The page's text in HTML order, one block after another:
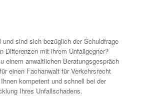
sind sich bezüglich der Schuldfrage
Differenzen mit ihrem Unfallgegner?
einem anwaltlichen Beratungsgespräch
einen Fachanwalt für Verkehrsrecht
kompetent und schnell bei der
Ihres Unfallschadens.